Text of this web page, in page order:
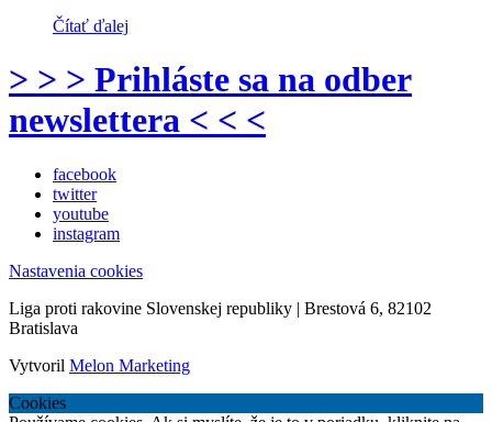
Čítať ďalej
> > > Prihláste sa na odber
newslettera < < <
facebook
twitter
youtube
instagram
Nastavenia cookies
Liga proti rakovine Slovenskej republiky | Brestová 6, 82102
Bratislava
Vytvoril Melon Marketing
Cookies